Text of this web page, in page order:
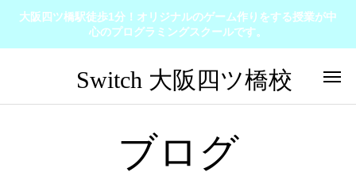
大阪四ツ橋駅徒歩1分！オリジナルのゲーム作りをする授業が中
心のプログラミングスクールです。
ブログ